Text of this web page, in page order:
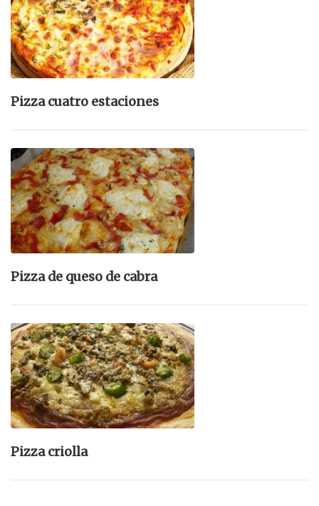
Pizza cuatro estaciones
Pizza de queso de cabra
Pizza criolla